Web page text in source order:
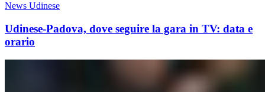
News Udinese
Udinese-Padova, dove seguire la gara in TV: data e
orario